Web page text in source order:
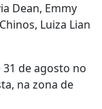
Dean, Emmy
Luiza Lian
de agosto no
na zona de